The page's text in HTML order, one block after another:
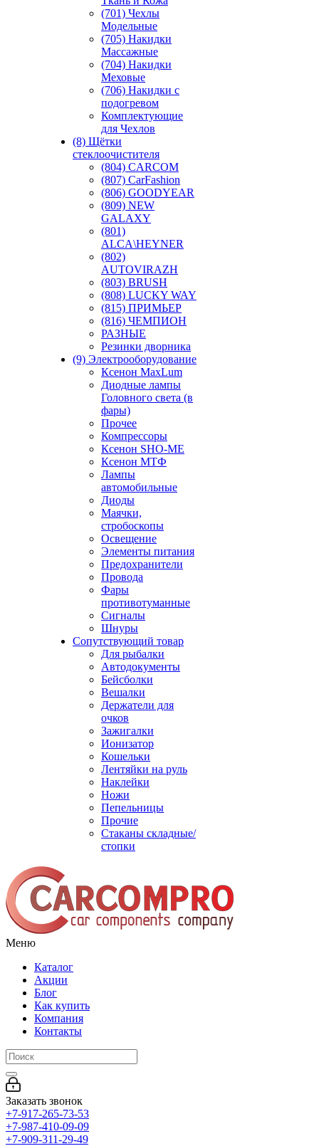
(701) Чехлы
Модельные
(705) Накидки
Массажные
(704) Накидки
Меховые
(706) Накидки с
подогревом
Комплектующие
для Чехлов
(8) Щётки
стеклоочистителя
(804) CARCOM
(807) CarFashion
(806) GOODYEAR
(809) NEW
GALAXY
(801)
ALCA\HEYNER
(802)
AUTOVIRAZH
(803) BRUSH
(808) LUCKY WAY
(815) ПРИМЬЕР
(816) ЧЕМПИОН
РАЗНЫЕ
Резинки дворника
(9) Электрооборудование
Ксенон MaxLum
Диодные лампы
Головного света (в
фары)
Прочее
Компрессоры
Ксенон SHO-ME
Ксенон МТФ
Лампы
автомобильные
Диоды
Маячки,
стробоскопы
Освещение
Элементы питания
Предохранители
Провода
Фары
противотуманные
Сигналы
Шнуры
Сопутствующий товар
Для рыбалки
Автодокументы
Бейсболки
Вешалки
Держатели для
очков
Зажигалки
Ионизатор
Кошельки
Лентяйки на руль
Наклейки
Ножи
Пепельницы
Прочие
Стаканы складные/
стопки
Меню
Каталог
Акции
Блог
Как купить
Компания
Контакты
Заказать звонок
+7-917-265-73-53
+7-987-410-09-09
+7-909-311-29-49